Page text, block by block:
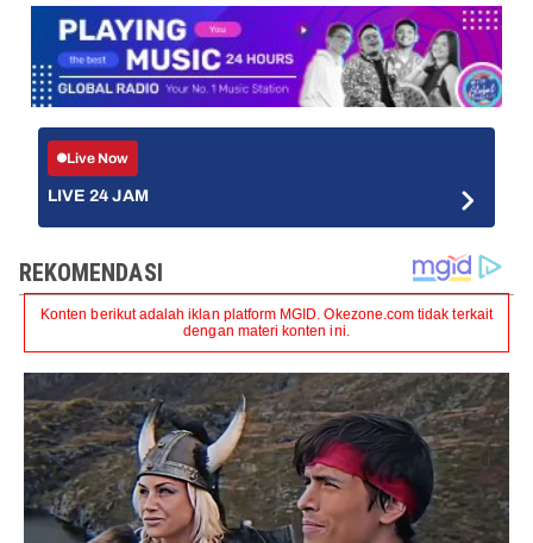
Live Now
LIVE 24 JAM